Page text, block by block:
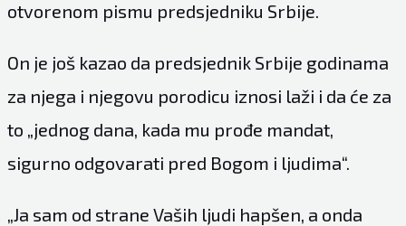
otvorenom pismu predsjedniku Srbije.
On je još kazao da predsjednik Srbije godinama
za njega i njegovu porodicu iznosi laži i da će za
to „jednog dana, kada mu prođe mandat,
sigurno odgovarati pred Bogom i ljudima“.
„Ja sam od strane Vaših ljudi hapšen, a onda